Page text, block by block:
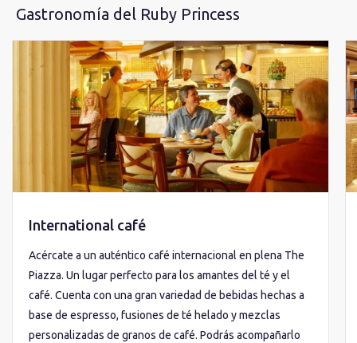
Gastronomía del Ruby Princess
International café
Acércate a un auténtico café internacional en plena The
Piazza. Un lugar perfecto para los amantes del té y el
café. Cuenta con una gran variedad de bebidas hechas a
base de espresso, fusiones de té helado y mezclas
personalizadas de granos de café. Podrás acompañarlo